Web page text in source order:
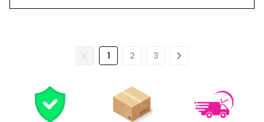
1 2 3